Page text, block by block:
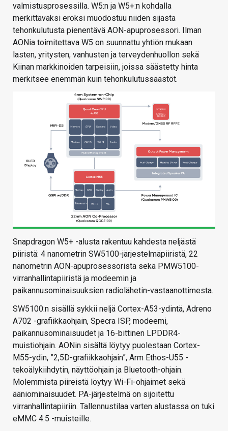
valmistusprosessilla. W5:n ja W5+:n kohdalla
merkittäväksi eroksi muodostuu niiden sijasta
tehonkulutusta pienentävä AON-apuprosessori. Ilman
AONia toimitettava W5 on suunnattu yhtiön mukaan
lasten, yritysten, vanhusten ja terveydenhuollon sekä
Kiinan markkinoiden tarpeisiin, joissa säästetty hinta
merkitsee enemmän kuin tehonkulutussäästöt.
Snapdragon W5+ -alusta rakentuu kahdesta neljästä
piiristä: 4 nanometrin SW5100-järjestelmäpiiristä, 22
nanometrin AON-apuprosessorista sekä PMW5100-
virranhallintapiiristä ja modeemin ja
paikannusominaisuuksien radiolähetin-vastaanottimesta.
SW5100:n sisällä sykkii neljä Cortex-A53-ydintä, Adreno
A702 -grafiikkaohjain, Specra ISP, modeemi,
paikannusominaisuudet ja 16-bittinen LPDDR4-
muistiohjain. AONin sisältä löytyy puolestaan Cortex-
M55-ydin, ”2,5D-grafiikkaohjain”, Arm Ethos-U55 -
tekoälykiihdytin, näyttöohjain ja Bluetooth-ohjain.
Molemmista piireistä löytyy Wi-Fi-ohjaimet sekä
ääniominaisuudet. PA-järjestelmä on sijoitettu
virranhallintapiiriin. Tallennustilaa varten alustassa on tuki
eMMC 4.5 -muisteille.